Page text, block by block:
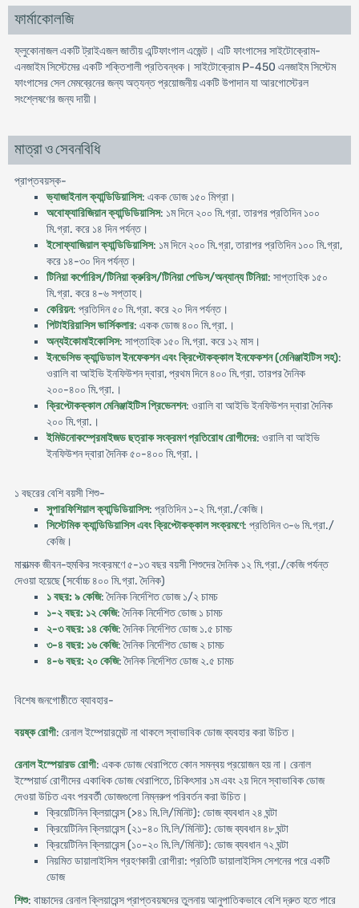
ফার্মাকোলজি
ফ্লুকোনাজল একটি ট্রাইএজল জাতীয় এন্টিফাংগাল এজেন্ট। এটি ফাংগাসের সাইটোক্রোম-
এনজাইম সিস্টেমের একটি শক্তিশালী প্রতিবন্ধক। সাইটোক্রোম P-450 এনজাইম সিস্টেম
ফাংগাসের সেল মেমব্রেনের জন্য অত্যন্ত প্রয়োজনীয় একটি উপাদান যা আরগোস্টেরল
সংশ্লেষণের জন্য দায়ী।
মাত্রা ও সেবনবিধি
প্রাপ্তবয়স্ক-
ভ্যাজাইনাল ক্যান্ডিডিয়াসিস: একক ডোজ ১৫০ মিগ্রা।
অবোফ্যারিজিয়ান ক্যান্ডিডিয়াসিস: ১ম দিনে ২০০ মি.গ্রা. তারপর প্রতিদিন ১০০
মি.গ্রা. করে ১৪ দিন পর্যন্ত।
ইসোফ্যাজিয়াল ক্যান্ডিডিয়াসিস: ১ম দিনে ২০০ মি.গ্রা, তারাপর প্রতিদিন ১০০ মি.গ্রা,
করে ১৪-৩০ দিন পর্যন্ত।
টিনিয়া কর্পোরিস/টিনিয়া ক্রুরিস/টিনিয়া পেডিস/অন্যান্য টিনিয়া: সাপ্তাহিক ১৫০
মি.গ্রা. করে ৪-৬ সপ্তাহ।
কেরিয়ন: প্রতিদিন ৫০ মি.গ্রা. করে ২০ দিন পর্যন্ত।
পিটাইরিয়াসিস ভার্সিকলার: একক ডোজ ৪০০ মি.গ্রা.।
অন্যইকোমাইকোসিস: সাপ্তাহিক ১৫০ মি.গ্রা. করে ১২ মাস।
ইনভেসিভ ক্যান্ডিডাল ইনফেকশন এবং ক্রিপ্টোকক্কাল ইনফেকশন (মেনিঞ্জাইটিস সহ):
ওরালি বা আইভি ইনফিউশন দ্বারা, প্রথম দিনে ৪০০ মি.গ্রা. তারপর দৈনিক
২০০-৪০০ মি.গ্রা.।
ক্রিপ্টোকক্কাল মেনিঞ্জাইটিস প্রিভেনশন: ওরালি বা আইভি ইনফিউশন দ্বারা দৈনিক
২০০ মি.গ্রা.।
ইমিউনোকম্প্রেমাইজড ছত্রাক সংক্রমণ প্রতিরোধ রোগীদের: ওরালি বা আইভি
ইনফিউশন দ্বারা দৈনিক ৫০-৪০০ মি.গ্রা.।
১ বছরের বেশি বয়সী শিশু-
সুপারফিশিয়াল ক্যান্ডিডিয়াসিস: প্রতিদিন ১-২ মি.গ্রা./কেজি।
সিস্টেমিক ক্যান্ডিডিয়াসিস এবং ক্রিপ্টোকক্কাল সংক্রমণে: প্রতিদিন ৩-৬ মি.গ্রা./
কেজি।
মারাত্মক জীবন-হুমকির সংক্রমণে ৫-১৩ বছর বয়সী শিশুদের দৈনিক ১২ মি.গ্রা./কেজি পর্যন্ত
দেওয়া হয়েছে (সর্বোচ্চ ৪০০ মি.গ্রা. দৈনিক)
১ বছর: ৯ কেজি: দৈনিক নির্দেশিত ডোজ ১/২ চামচ
১-২ বছর: ১২ কেজি: দৈনিক নির্দেশিত ডোজ ১ চামচ
২-৩ বছর: ১৪ কেজি: দৈনিক নির্দেশিত ডোজ ১.৫ চামচ
৩-৪ বছর: ১৬ কেজি: দৈনিক নির্দেশিত ডোজ ২ চামচ
৪-৬ বছর: ২০ কেজি: দৈনিক নির্দেশিত ডোজ ২.৫ চামচ
বিশেষ জনগোষ্ঠীতে ব্যাবহার-
বয়ষ্ক রোগী: রেনাল ইম্পেয়ারমেন্ট না থাকলে স্বাভাবিক ডোজ ব্যবহার করা উচিত।
রেনাল ইস্পেয়ারড রোগী: একক ডোজ থেরাপিতে কোন সমন্বয় প্রয়োজন হয় না। রেনাল
ইস্পেয়ার্ড রোগীদের একাধিক ডোজ থেরাপিতে, চিকিৎসার ১ম এবং ২য় দিনে স্বাভাবিক ডোজ
দেওয়া উচিত এবং পরবর্তী ডোজগুলো নিম্নরুপ পরিবর্তন করা উচিত।
ক্রিয়েটিনিন ক্লিয়ারেন্স (>৪১ মি.লি/মিনিট): ডোজ ব্যবধান ২৪ ঘন্টা
ক্রিয়েটিনিন ক্লিয়ারেন্স (২১-৪০ মি.লি/মিনিট): ডোজ ব্যবধান ৪৮ ঘন্টা
ক্রিয়েটিনিন ক্লিয়ারেন্স (১০-২০ মি.লি/মিনিট): ডোজ ব্যবধান ৭২ ঘন্টা
নিয়মিত ডায়ালাইসিস গ্রহণকারী রোগীরা: প্রতিটি ডায়ালাইসিস সেশনের পরে একটি
ডোজ
শিশু: বাচ্চাদের রেনাল ক্লিয়ারেন্স প্রাপ্তবয়ষদের তুলনায় আনুপাতিকভাবে বেশি দ্রুত হতে পারে